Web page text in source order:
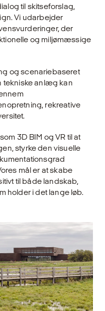
til skitseforslag,
Vi udarbejder
der
og miljømæssige
og scenariebaseret
tekniske anlæg kan
rekreative
3D BIM og VR til at
styrke den visuelle
mål er at skabe
til både landskab,
holder i det lange løb.